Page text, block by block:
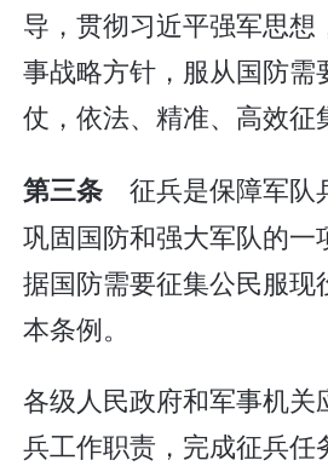
导，贯彻习近平强军思想
事战略方针，服从国防需
仗，依法、精准、高效征
第三条 征兵是保障军队
巩固国防和强大军队的一
据国防需要征集公民服现
本条例。
各级人民政府和军事机关
兵工作职责，完成征兵任